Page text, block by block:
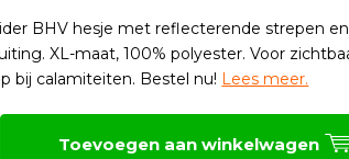
BHV hesje met reflecterende strepen en
XL-maat, 100% polyester. Voor
bij calamiteiten. Bestel nu! Lees meer.
Toevoegen aan winkelwagen